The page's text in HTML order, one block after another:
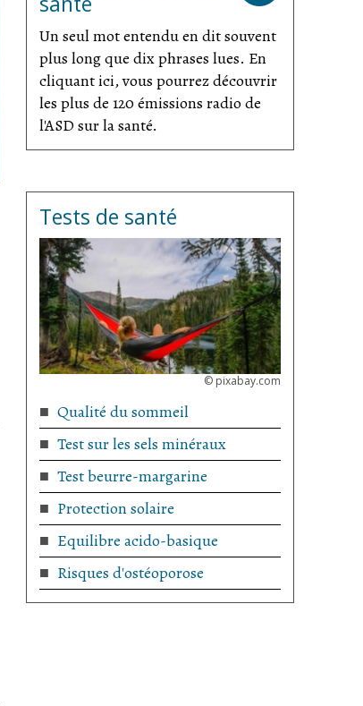
Un seul mot entendu en dit souvent
plus long que dix phrases lues. En
cliquant ici, vous pourrez découvrir
les plus de 120 émissions radio de
l'ASD sur la santé.
Tests de santé
© pixabay.com
Qualité du sommeil
Test sur les sels minéraux
Test beurre-margarine
Protection solaire
Equilibre acido-basique
Risques d'ostéoporose